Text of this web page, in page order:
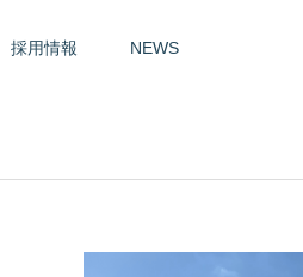
採用情報 NEWS